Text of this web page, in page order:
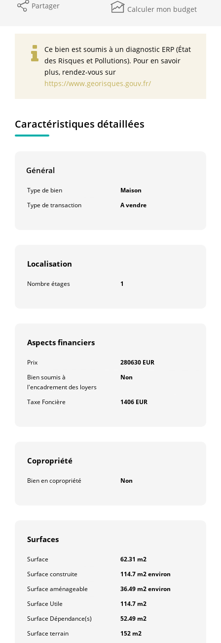
Partager Calculer mon budget
Ce bien est soumis à un diagnostic ERP (État
des Risques et Pollutions). Pour en savoir
plus, rendez-vous sur
https://www.georisques.gouv.fr/
Caractéristiques détaillées
Général
Type de bien
Maison
Type de transaction
A vendre
Localisation
Nombre étages 1
Aspects financiers
Prix
280630 EUR
Bien soumis à
l'encadrement des loyers
Non
Taxe Foncière 1406 EUR
Copropriété
Bien en copropriété Non
Surfaces
Surface
62.31 m2
Surface construite
114.7 m2 environ
Surface aménageable
36.49 m2 environ
Surface Utile
114.7 m2
Surface Dépendance(s)
52.49 m2
Surface terrain
152 m2